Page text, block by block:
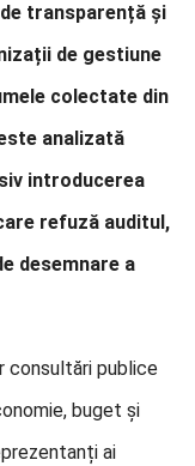
transparență și
de gestiune
colectate din
analizată
introducerea
refuză auditul,
desemnare a
consultări publice
buget și
ai